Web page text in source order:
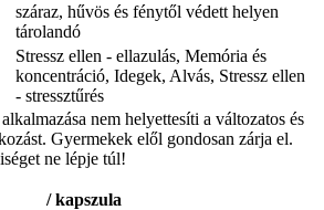
száraz, hűvös és fénytől védett helyen
tárolandó
Stressz ellen - ellazulás, Memória és
koncentráció, Idegek, Alvás, Stressz ellen
- stressztűrés
nem helyettesíti a változatos és
Gyermekek elől gondosan zárja el.
ne lépje túl!
/ kapszula